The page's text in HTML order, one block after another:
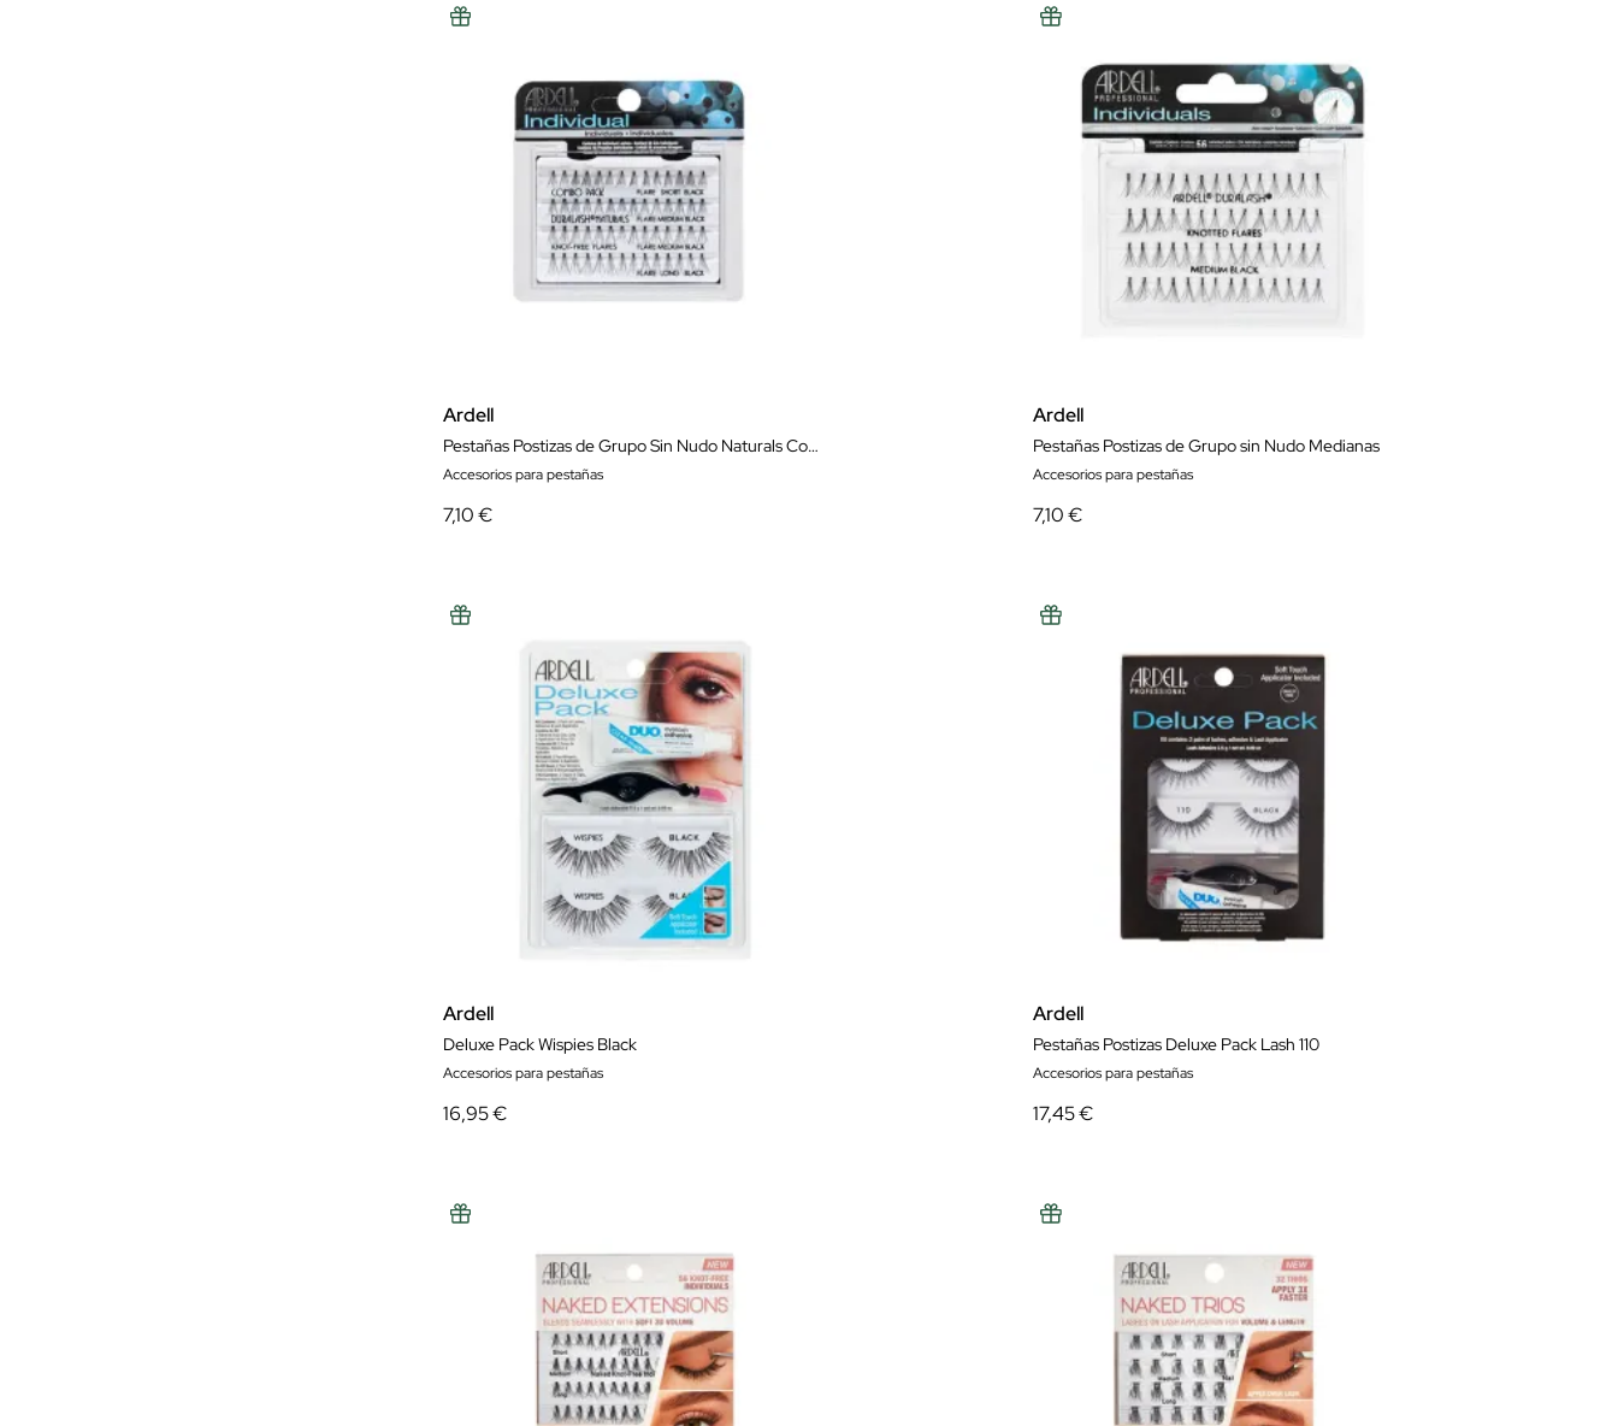
Ardell
Pestañas Postizas de Grupo Sin Nudo Naturals Combo Black
Accesorios para pestañas
7,10 €
Ardell
Pestañas Postizas de Grupo sin Nudo Medianas
Accesorios para pestañas
7,10 €
Ardell
Deluxe Pack Wispies Black
Accesorios para pestañas
16,95 €
Ardell
Pestañas Postizas Deluxe Pack Lash 110
Accesorios para pestañas
17,45 €